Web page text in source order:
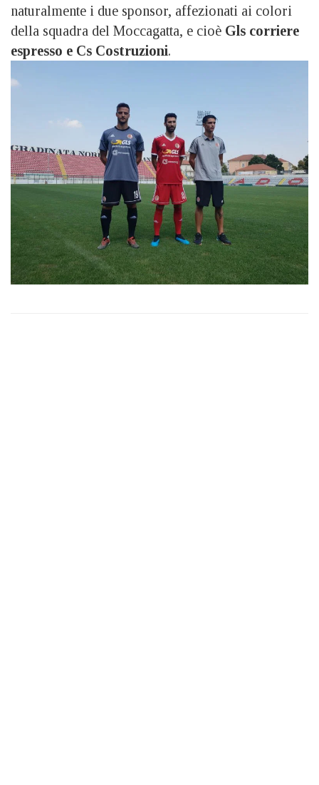
naturalmente i due sponsor, affezionati ai colori
della squadra del Moccagatta, e cioè Gls corriere
espresso e Cs Costruzioni.